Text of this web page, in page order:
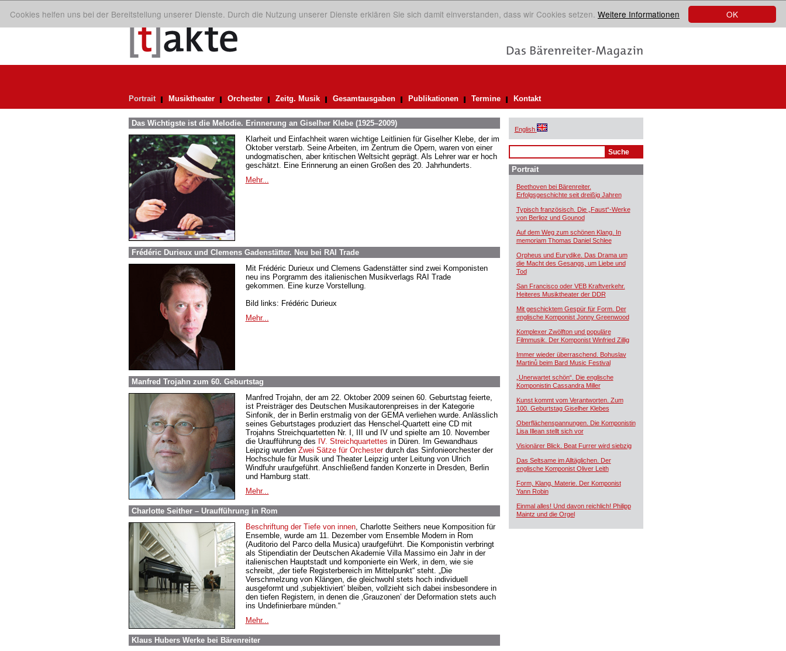
OK
Cookies helfen uns bei der Bereitstellung unserer Dienste. Durch die Nutzung unserer Dienste erklären Sie sich damit einverstanden, dass wir Cookies setzen. Weitere Informationen
Portrait Musiktheater Orchester Zeitg. Musik Gesamtausgaben Publikationen Termine Kontakt
Das Wichtigste ist die Melodie. Erinnerung an Giselher Klebe (1925–2009)
Klarheit und Einfachheit waren wichtige Leitlinien für Giselher Klebe, der im
Oktober verstarb. Seine Arbeiten, im Zentrum die Opern, waren von einer
undogmatischen, aber kritischen Weltsicht geprägt. Als Lehrer war er hoch
geschätzt. Eine Erinnerung an einen Großen des 20. Jahrhunderts.
Mehr...
Frédéric Durieux und Clemens Gadenstätter. Neu bei RAI Trade
Mit Frédéric Durieux und Clemens Gadenstätter sind zwei Komponisten
neu ins Porgramm des italienischen Musikverlags RAI Trade
gekommen. Eine kurze Vorstellung.
Bild links: Frédéric Durieux
Mehr...
Manfred Trojahn zum 60. Geburtstag
Manfred Trojahn, der am 22. Oktober 2009 seinen 60. Geburtstag feierte,
ist Preisträger des Deutschen Musikautorenpreises in der Kategorie
Sinfonik, der in Berlin erstmalig von der GEMA verliehen wurde. Anlässlich
seines Geburtstages produziert das Henschel-Quartett eine CD mit
Trojahns Streichquartetten Nr. I, III und IV und spielte am 10. November
die Uraufführung des IV. Streichquartettes in Düren. Im Gewandhaus
Leipzig wurden Zwei Sätze für Orchester durch das Sinfonieorchester der
Hochschule für Musik und Theater Leipzig unter Leitung von Ulrich
Windfuhr uraufgeführt. Anschließend fanden Konzerte in Dresden, Berlin
und Hamburg statt.
Mehr...
Charlotte Seither – Uraufführung in Rom
Beschriftung der Tiefe von innen, Charlotte Seithers neue Komposition für
Ensemble, wurde am 11. Dezember vom Ensemble Modern in Rom
(Auditorio del Parco della Musica) uraufgeführt. Die Komponistin verbringt
als Stipendiatin der Deutschen Akademie Villa Massimo ein Jahr in der
italienischen Hauptstadt und komponierte ein Werk, in dem, wie sie
schreibt, „der tiefe Registerbereich im Mittelpunkt“ steht. „Die
Verschmelzung von Klängen, die gleichwohl stets hoch individuell
ausgeformt und ‚subjektiviert’ bleiben, vollzieht sich dabei insbesondere in
den tiefen Registern, in denen die ‚Grauzonen’ der Deformation stets auch
ins Undefinierbare münden.“
Mehr...
Klaus Hubers Werke bei Bärenreiter
English
Portrait
Beethoven bei Bärenreiter.
Erfolgsgeschichte seit dreißig Jahren
Typisch französisch. Die „Faust“-Werke
von Berlioz und Gounod
Auf dem Weg zum schönen Klang. In
memoriam Thomas Daniel Schlee
Orpheus und Eurydike. Das Drama um
die Macht des Gesangs, um Liebe und
Tod
San Francisco oder VEB Kraftverkehr.
Heiteres Musiktheater der DDR
Mit geschicktem Gespür für Form. Der
englische Komponist Jonny Greenwood
Komplexer Zwölfton und populäre
Filmmusik. Der Komponist Winfried Zillig
Immer wieder überraschend. Bohuslav
Martinů beim Bard Music Festival
„Unerwartet schön“. Die englische
Komponistin Cassandra Miller
Kunst kommt vom Verantworten. Zum
100. Geburtstag Giselher Klebes
Oberflächenspannungen. Die Komponistin
Lisa Illean stellt sich vor
Visionärer Blick. Beat Furrer wird siebzig
Das Seltsame im Alltäglichen. Der
englische Komponist Oliver Leith
Form, Klang, Materie. Der Komponist
Yann Robin
Einmal alles! Und davon reichlich! Philipp
Maintz und die Orgel